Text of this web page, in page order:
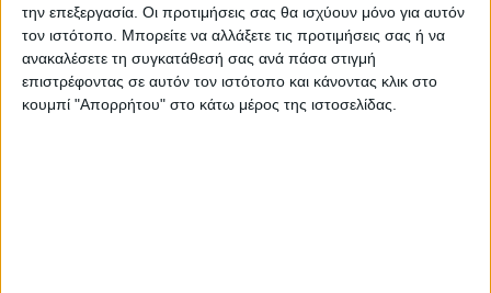
την επεξεργασία. Οι προτιμήσεις σας θα ισχύουν μόνο για αυτόν
τον ιστότοπο. Μπορείτε να αλλάξετε τις προτιμήσεις σας ή να
ανακαλέσετε τη συγκατάθεσή σας ανά πάσα στιγμή
επιστρέφοντας σε αυτόν τον ιστότοπο και κάνοντας κλικ στο
κουμπί "Απορρήτου" στο κάτω μέρος της ιστοσελίδας.
ΠΑΡΟΜΟΙΑ ΑΡΘΡΑ